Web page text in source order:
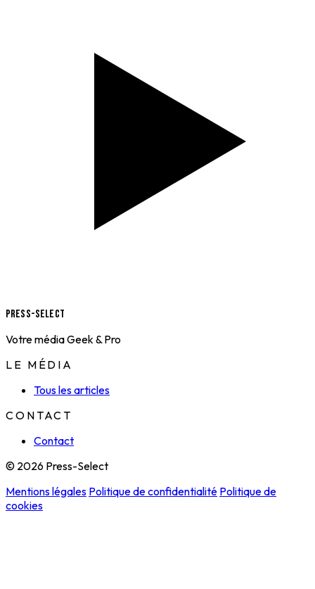
Press-Select
Votre média Geek & Pro
LE MÉDIA
Tous les articles
CONTACT
Contact
© 2026 Press-Select
Mentions légales Politique de confidentialité Politique de
cookies